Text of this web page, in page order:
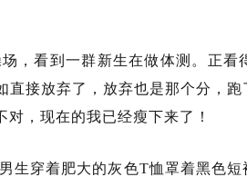
，看到一群新生在做体测。正
直接放弃了，放弃也是那个分，
，现在的我已经瘦下来了！
生穿着肥大的灰色T恤罩着黑色